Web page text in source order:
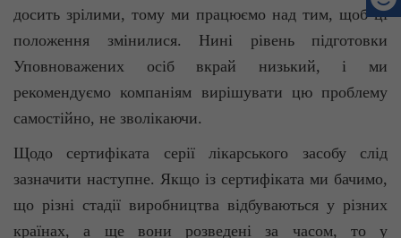
досить зрілими, тому ми працюємо над тим, щоб ці
положення змінилися. Нині рівень підготовки
Уповноважених осіб вкрай низький, і ми
рекомендуємо компаніям вирішувати цю проблему
самостійно, не зволікаючи.
Щодо сертифіката серії лікарського засобу слід
зазначити наступне. Якщо із сертифіката ми бачимо,
що різні стадії виробництва відбуваються у різних
країнах, а ще вони розведені за часом, то у